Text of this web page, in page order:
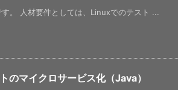
。 人材要件としては、Linuxでのテスト ...
のマイクロサービス化（Java）